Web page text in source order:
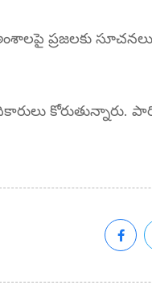
ప్రజలకు సూచనలు
కోరుతున్నారు.